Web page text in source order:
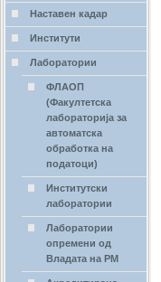
Наставен кадар
Институти
Лаборатории
ФЛАОП
(Факултетска
лабораторија за
автоматска
обработка на
податоци)
Институтски
лаборатории
Лаборатории
опремени од
Владата на РМ